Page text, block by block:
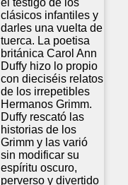
el testigo de los
clásicos infantiles y
darles una vuelta de
tuerca. La poetisa
británica Carol Ann
Duffy hizo lo propio
con dieciséis relatos
de los irrepetibles
Hermanos Grimm.
Duffy rescató las
historias de los
Grimm y las varió
sin modificar su
espíritu oscuro,
perverso y divertido